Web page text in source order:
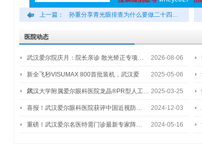
上一篇： 孙重分享青光眼排查为什么要做二十四…
医院动态
武汉爱尔院庆月：院长亲诊 散光矫正专项… 2026-08-06
新全飞秒VISUMAX 800首批装机，武汉爱
尔…
2025-05-06
武汉大学附属爱尔眼科医院龙晶®PR型人工… 2025-03-25
喜报！武汉爱尔眼科医院获评中国近视防… 2024-12-03
重磅！武汉爱尔名医特需门诊最新专家阵… 2024-05-16